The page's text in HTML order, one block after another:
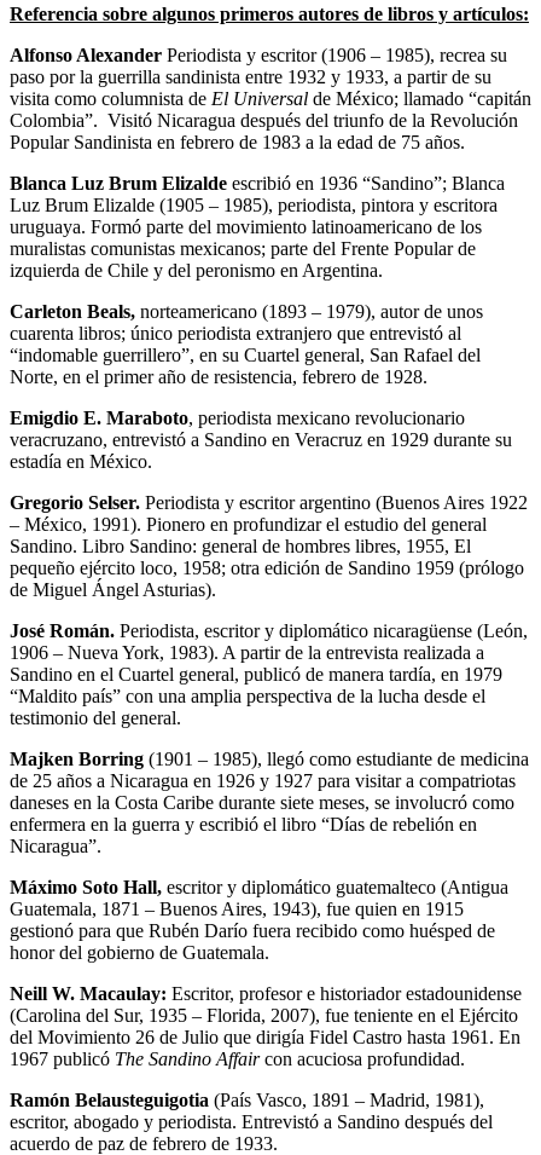
Referencia sobre algunos primeros autores de libros y artículos:
Alfonso Alexander Periodista y escritor (1906 – 1985), recrea su
paso por la guerrilla sandinista entre 1932 y 1933, a partir de su
visita como columnista de El Universal de México; llamado “capitán
Colombia”. Visitó Nicaragua después del triunfo de la Revolución
Popular Sandinista en febrero de 1983 a la edad de 75 años.
Blanca Luz Brum Elizalde escribió en 1936 “Sandino”; Blanca
Luz Brum Elizalde (1905 – 1985), periodista, pintora y escritora
uruguaya. Formó parte del movimiento latinoamericano de los
muralistas comunistas mexicanos; parte del Frente Popular de
izquierda de Chile y del peronismo en Argentina.
Carleton Beals, norteamericano (1893 – 1979), autor de unos
cuarenta libros; único periodista extranjero que entrevistó al
“indomable guerrillero”, en su Cuartel general, San Rafael del
Norte, en el primer año de resistencia, febrero de 1928.
Emigdio E. Maraboto, periodista mexicano revolucionario
veracruzano, entrevistó a Sandino en Veracruz en 1929 durante su
estadía en México.
Gregorio Selser. Periodista y escritor argentino (Buenos Aires 1922
– México, 1991). Pionero en profundizar el estudio del general
Sandino. Libro Sandino: general de hombres libres, 1955, El
pequeño ejército loco, 1958; otra edición de Sandino 1959 (prólogo
de Miguel Ángel Asturias).
José Román. Periodista, escritor y diplomático nicaragüense (León,
1906 – Nueva York, 1983). A partir de la entrevista realizada a
Sandino en el Cuartel general, publicó de manera tardía, en 1979
“Maldito país” con una amplia perspectiva de la lucha desde el
testimonio del general.
Majken Borring (1901 – 1985), llegó como estudiante de medicina
de 25 años a Nicaragua en 1926 y 1927 para visitar a compatriotas
daneses en la Costa Caribe durante siete meses, se involucró como
enfermera en la guerra y escribió el libro “Días de rebelión en
Nicaragua”.
Máximo Soto Hall, escritor y diplomático guatemalteco (Antigua
Guatemala, 1871 – Buenos Aires, 1943), fue quien en 1915
gestionó para que Rubén Darío fuera recibido como huésped de
honor del gobierno de Guatemala.
Neill W. Macaulay: Escritor, profesor e historiador estadounidense
(Carolina del Sur, 1935 – Florida, 2007), fue teniente en el Ejército
del Movimiento 26 de Julio que dirigía Fidel Castro hasta 1961. En
1967 publicó The Sandino Affaircon acuciosa profundidad.
Ramón Belausteguigotia (País Vasco, 1891 – Madrid, 1981),
escritor, abogado y periodista. Entrevistó a Sandino después del
acuerdo de paz de febrero de 1933.